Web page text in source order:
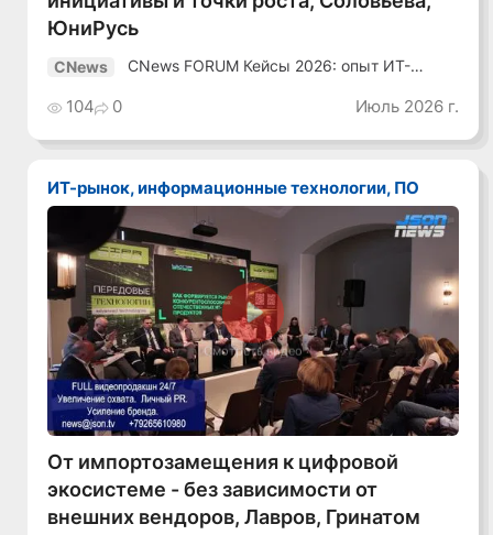
ЮниРусь
CNews
CNews FORUM Кейсы 2026: опыт ИТ-
104 0 Июль 2026 г.
ИТ-рынок, информационные технологии, ПО
Смотреть видео
От импортозамещения к цифровой
экосистеме - без зависимости от
внешних вендоров, Лавров, Гринатом